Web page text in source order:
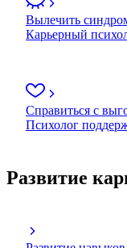
Вылечить
Карьерный
Справиться с
Психолог
Развитие